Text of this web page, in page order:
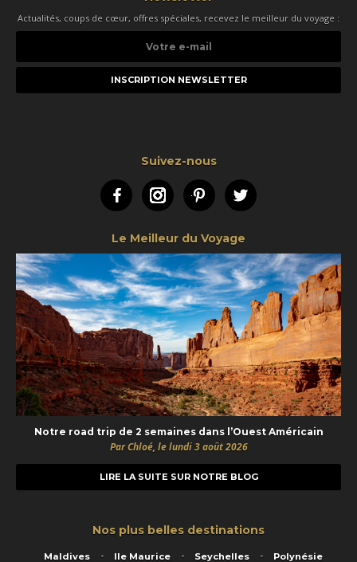
Actualités, coups de cœur, offres spéciales, recevez le meilleur du voyage :
e-
Suivez-nous
FacebookInstagramPinterestTwitter
Le Meilleur du Voyage
Notre road trip de 2 semaines dans l’Ouest Américain
Par Chloé, le lundi 3 août 2026
LIRE LA SUITE SUR NOTRE BLOG
Nos plus belles destinations
Maldives Ile Maurice Seychelles Polynésie